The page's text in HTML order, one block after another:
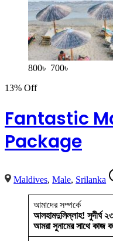
800৳ 700৳
13% Off
Fantastic
Package
Maldives,Male, Srilanka
আমাদের সম্পর্কে
আলহামদুলিল্লাহ! সুদীর্ঘ
আমরা সুনামের সাথে কাজ